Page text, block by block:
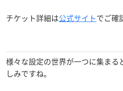
チケット詳細は公式サイトでご確
様々な設定の世界が一つに集まる
しみですね。